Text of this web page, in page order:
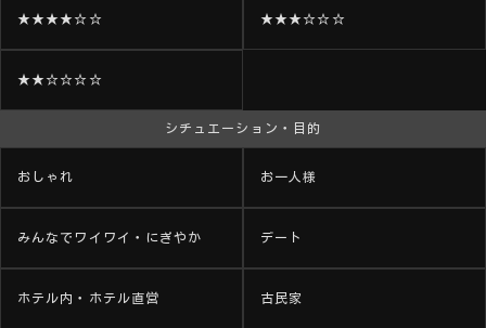
★★★★☆☆ ★★★☆☆☆
★★☆☆☆☆
シチュエーション・目的
おしゃれ お一人様
みんなでワイワイ・にぎやか デート
ホテル内・ホテル直営 古民家